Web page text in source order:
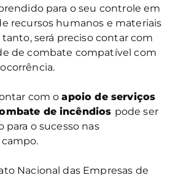
para o seu controle em
recursos humanos e materiais
tanto, será preciso contar com
de combate compatível com
com oapoio de serviços
de incêndios pode ser
para o sucesso nas
Nacional das Empresas de